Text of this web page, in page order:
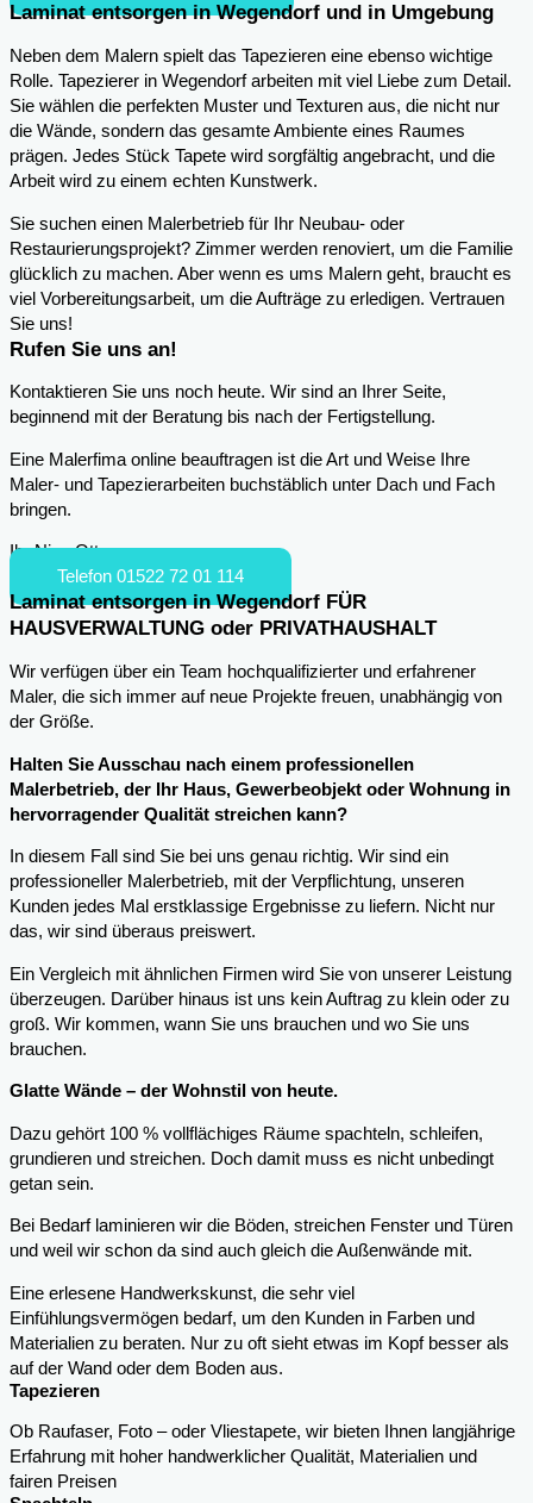
Laminat entsorgen in Wegendorf und in Umgebung
Neben dem Malern spielt das Tapezieren eine ebenso wichtige
Rolle. Tapezierer in Wegendorf arbeiten mit viel Liebe zum Detail.
Sie wählen die perfekten Muster und Texturen aus, die nicht nur
die Wände, sondern das gesamte Ambiente eines Raumes
prägen. Jedes Stück Tapete wird sorgfältig angebracht, und die
Arbeit wird zu einem echten Kunstwerk.
Sie suchen einen Malerbetrieb für Ihr Neubau- oder
Restaurierungsprojekt? Zimmer werden renoviert, um die Familie
glücklich zu machen. Aber wenn es ums Malern geht, braucht es
viel Vorbereitungsarbeit, um die Aufträge zu erledigen. Vertrauen
Sie uns!
Rufen Sie uns an!
Kontaktieren Sie uns noch heute. Wir sind an Ihrer Seite,
beginnend mit der Beratung bis nach der Fertigstellung.
Eine Malerfima online beauftragen ist die Art und Weise Ihre
Maler- und Tapezierarbeiten buchstäblich unter Dach und Fach
bringen.
Ihr Nico Otto
Telefon 01522 72 01 114
Laminat entsorgen in Wegendorf FÜR
HAUSVERWALTUNG oder PRIVATHAUSHALT
Wir verfügen über ein Team hochqualifizierter und erfahrener
Maler, die sich immer auf neue Projekte freuen, unabhängig von
der Größe.
Halten Sie Ausschau nach einem professionellen
Malerbetrieb, der Ihr Haus, Gewerbeobjekt oder Wohnung in
hervorragender Qualität streichen kann?
In diesem Fall sind Sie bei uns genau richtig. Wir sind ein
professioneller Malerbetrieb, mit der Verpflichtung, unseren
Kunden jedes Mal erstklassige Ergebnisse zu liefern. Nicht nur
das, wir sind überaus preiswert.
Ein Vergleich mit ähnlichen Firmen wird Sie von unserer Leistung
überzeugen. Darüber hinaus ist uns kein Auftrag zu klein oder zu
groß. Wir kommen, wann Sie uns brauchen und wo Sie uns
brauchen.
Glatte Wände – der Wohnstil von heute.
Dazu gehört 100 % vollflächiges Räume spachteln, schleifen,
grundieren und streichen. Doch damit muss es nicht unbedingt
getan sein.
Bei Bedarf laminieren wir die Böden, streichen Fenster und Türen
und weil wir schon da sind auch gleich die Außenwände mit.
Eine erlesene Handwerkskunst, die sehr viel
Einfühlungsvermögen bedarf, um den Kunden in Farben und
Materialien zu beraten. Nur zu oft sieht etwas im Kopf besser als
auf der Wand oder dem Boden aus.
Tapezieren
Ob Raufaser, Foto – oder Vliestapete, wir bieten Ihnen langjährige
Erfahrung mit hoher handwerklicher Qualität, Materialien und
fairen Preisen